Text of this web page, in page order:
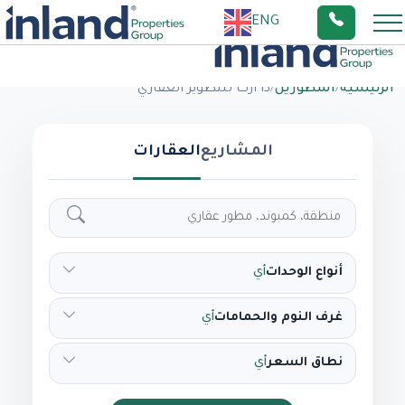
ENG
الرئيسية/المطورين/ذا ارك للتطوير العقاري
المشاريعالعقارات
أنواع الوحداتأي
غرف النوم والحماماتأي
نطاق السعرأي